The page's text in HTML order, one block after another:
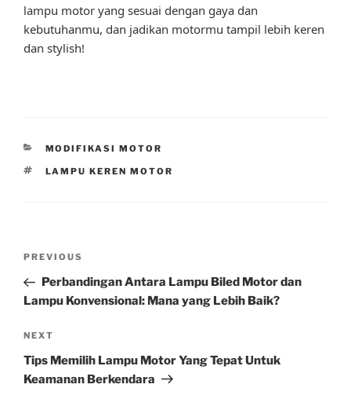
lampu motor yang sesuai dengan gaya dan
kebutuhanmu, dan jadikan motormu tampil lebih keren
dan stylish!
CATEGORIES
MODIFIKASI MOTOR
TAGS
LAMPU KEREN MOTOR
Previous
Post
PREVIOUS
Perbandingan Antara Lampu Biled Motor dan
Lampu Konvensional: Mana yang Lebih Baik?
Next
Post
NEXT
Tips Memilih Lampu Motor Yang Tepat Untuk
Keamanan Berkendara